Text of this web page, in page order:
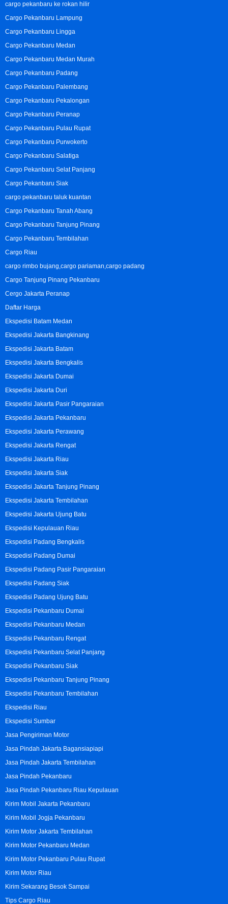
cargo pekanbaru ke rokan hilir
Cargo Pekanbaru Lampung
Cargo Pekanbaru Lingga
Cargo Pekanbaru Medan
Cargo Pekanbaru Medan Murah
Cargo Pekanbaru Padang
Cargo Pekanbaru Palembang
Cargo Pekanbaru Pekalongan
Cargo Pekanbaru Peranap
Cargo Pekanbaru Pulau Rupat
Cargo Pekanbaru Purwokerto
Cargo Pekanbaru Salatiga
Cargo Pekanbaru Selat Panjang
Cargo Pekanbaru Siak
cargo pekanbaru taluk kuantan
Cargo Pekanbaru Tanah Abang
Cargo Pekanbaru Tanjung Pinang
Cargo Pekanbaru Tembilahan
Cargo Riau
cargo rimbo bujang,cargo pariaman,cargo padang
Cargo Tanjung Pinang Pekanbaru
Cergo Jakarta Peranap
Daftar Harga
Ekspedisi Batam Medan
Ekspedisi Jakarta Bangkinang
Ekspedisi Jakarta Batam
Ekspedisi Jakarta Bengkalis
Ekspedisi Jakarta Dumai
Ekspedisi Jakarta Duri
Ekspedisi Jakarta Pasir Pangaraian
Ekspedisi Jakarta Pekanbaru
Ekspedisi Jakarta Perawang
Ekspedisi Jakarta Rengat
Ekspedisi Jakarta Riau
Ekspedisi Jakarta Siak
Ekspedisi Jakarta Tanjung Pinang
Ekspedisi Jakarta Tembilahan
Ekspedisi Jakarta Ujung Batu
Ekspedisi Kepulauan Riau
Ekspedisi Padang Bengkalis
Ekspedisi Padang Dumai
Ekspedisi Padang Pasir Pangaraian
Ekspedisi Padang Siak
Ekspedisi Padang Ujung Batu
Ekspedisi Pekanbaru Dumai
Ekspedisi Pekanbaru Medan
Ekspedisi Pekanbaru Rengat
Ekspedisi Pekanbaru Selat Panjang
Ekspedisi Pekanbaru Siak
Ekspedisi Pekanbaru Tanjung Pinang
Ekspedisi Pekanbaru Tembilahan
Ekspedisi Riau
Ekspedisi Sumbar
Jasa Pengiriman Motor
Jasa Pindah Jakarta Bagansiapiapi
Jasa Pindah Jakarta Tembilahan
Jasa Pindah Pekanbaru
Jasa Pindah Pekanbaru Riau Kepulauan
Kirim Mobil Jakarta Pekanbaru
Kirim Mobil Jogja Pekanbaru
Kirim Motor Jakarta Tembilahan
Kirim Motor Pekanbaru Medan
Kirim Motor Pekanbaru Pulau Rupat
Kirim Motor Riau
Kirim Sekarang Besok Sampai
Tips Cargo Riau